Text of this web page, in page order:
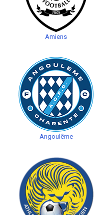
Amiens
Angoulême